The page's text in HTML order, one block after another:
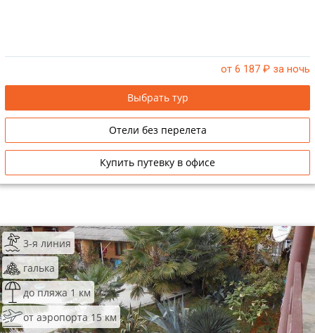
от 6 187 ₽ за ночь
Выбрать тур
Отели без перелета
Купить путевку в офисе
3-я линия
галька
до пляжа 1 км
от аэропорта 15 км